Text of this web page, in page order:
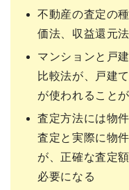
不動産の査定の
価法、収益還元
マンションと戸
比較法が、戸建
が使われること
査定方法には物
査定と実際に物
が、正確な査定
必要になる